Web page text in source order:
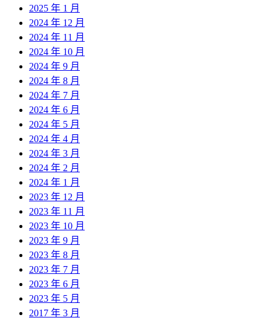
2025 年 1 月
2024 年 12 月
2024 年 11 月
2024 年 10 月
2024 年 9 月
2024 年 8 月
2024 年 7 月
2024 年 6 月
2024 年 5 月
2024 年 4 月
2024 年 3 月
2024 年 2 月
2024 年 1 月
2023 年 12 月
2023 年 11 月
2023 年 10 月
2023 年 9 月
2023 年 8 月
2023 年 7 月
2023 年 6 月
2023 年 5 月
2017 年 3 月